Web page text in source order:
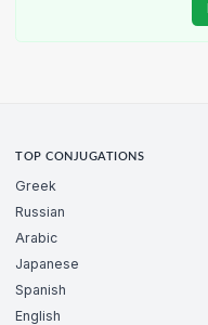
TOP CONJUGATIONS
Greek
Russian
Arabic
Japanese
Spanish
English